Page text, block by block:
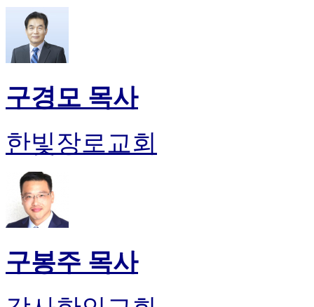
구경모 목사
한빛장로교회
구봉주 목사